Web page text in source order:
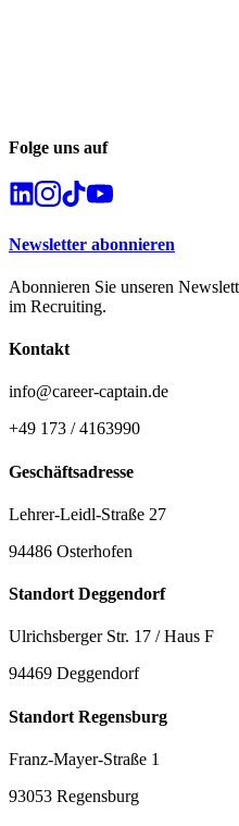
Folge uns auf
Newsletter abonnieren
Abonnieren Sie unseren
im Recruiting.
Kontakt
info@career-captain.de
+49 173 / 4163990
Geschäftsadresse
Lehrer-Leidl-Straße 27
94486 Osterhofen
Standort Deggendorf
Ulrichsberger Str. 17 / Haus F
94469 Deggendorf
Standort Regensburg
Franz-Mayer-Straße 1
93053 Regensburg